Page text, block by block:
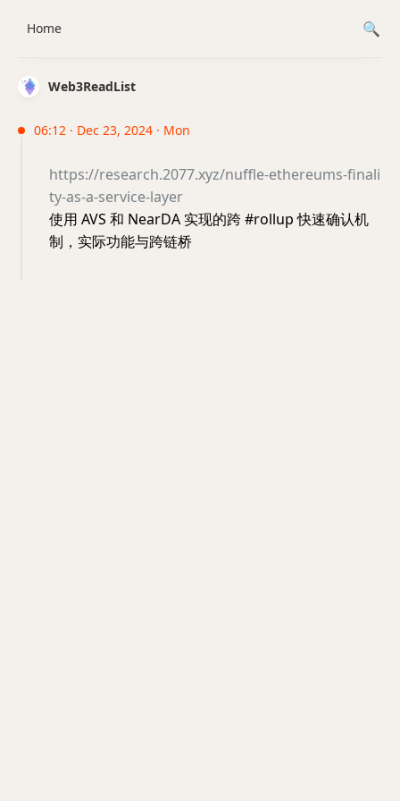
Web3ReadList
06:12 · Dec 23, 2024 · Mon
https://research.2077.xyz/nuffle-ethereums-finali
ty-as-a-service-layer
使用 AVS 和 NearDA 实现的跨 #rollup 快速确认机
制，实际功能与跨链桥
Home